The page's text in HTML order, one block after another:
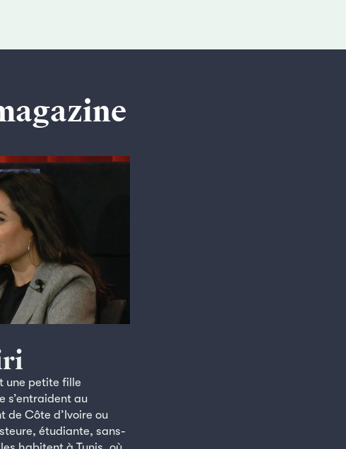
une petite fille
s’entraident au
de Côte d’Ivoire ou
étudiante, sans-